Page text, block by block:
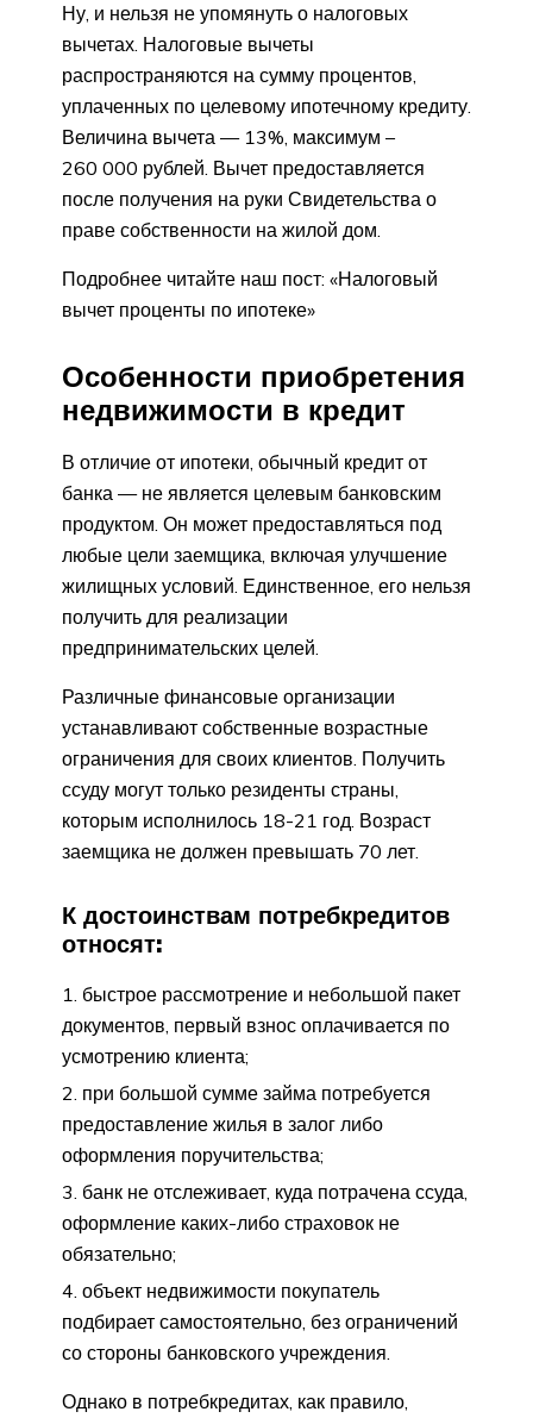
Ну, и нельзя не упомянуть о налоговых
вычетах. Налоговые вычеты
распространяются на сумму процентов,
уплаченных по целевому ипотечному кредиту.
Величина вычета — 13%, максимум –
260 000 рублей. Вычет предоставляется
после получения на руки Свидетельства о
праве собственности на жилой дом.
Подробнее читайте наш пост: «Налоговый
вычет проценты по ипотеке»
Особенности приобретения
недвижимости в кредит
В отличие от ипотеки, обычный кредит от
банка — не является целевым банковским
продуктом. Он может предоставляться под
любые цели заемщика, включая улучшение
жилищных условий. Единственное, его нельзя
получить для реализации
предпринимательских целей.
Различные финансовые организации
устанавливают собственные возрастные
ограничения для своих клиентов. Получить
ссуду могут только резиденты страны,
которым исполнилось 18-21 год. Возраст
заемщика не должен превышать 70 лет.
К достоинствам потребкредитов
относят:
быстрое рассмотрение и небольшой пакет
документов, первый взнос оплачивается по
усмотрению клиента;
при большой сумме займа потребуется
предоставление жилья в залог либо
оформления поручительства;
банк не отслеживает, куда потрачена ссуда,
оформление каких-либо страховок не
обязательно;
объект недвижимости покупатель
подбирает самостоятельно, без ограничений
со стороны банковского учреждения.
Однако в потребкредитах, как правило,